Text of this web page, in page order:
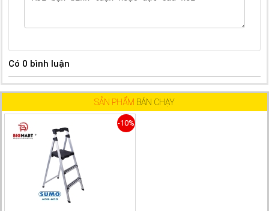
Có 0 bình luận
SẢN PHẨM BÁN CHẠY
-10%